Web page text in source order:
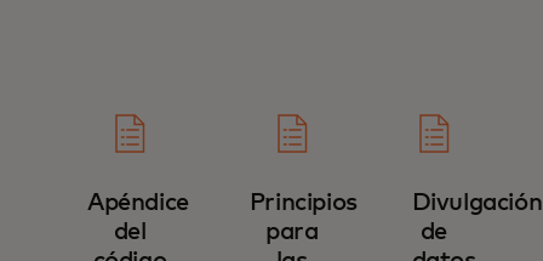
Apéndice
del
Principios
para
Divulgación
de